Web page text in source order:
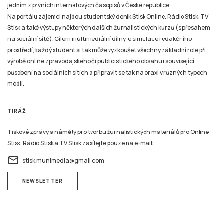
jedním z prvních internetových časopisů v České republice.
Na portálu zájemci najdou studentský deník Stisk Online, Rádio Stisk, TV
Stisk a také výstupy některých dalších žurnalistických kurzů (s přesahem
na sociální sítě). Cílem multimediální dílny je simulace redakčního
prostředí, každý student si tak může vyzkoušet všechny základní role při
výrobě online zpravodajského či publicistického obsahu i související
působení na sociálních sítích a připravit se tak na praxi v různých typech
médií.
TIRÁŽ
Tiskové zprávy a náměty pro tvorbu žurnalistických materiálů pro Online
Stisk, Rádio Stisk a TV Stisk zasílejte pouze na e-mail:
email stisk.munimedia@gmail.com
NEWSLETTER